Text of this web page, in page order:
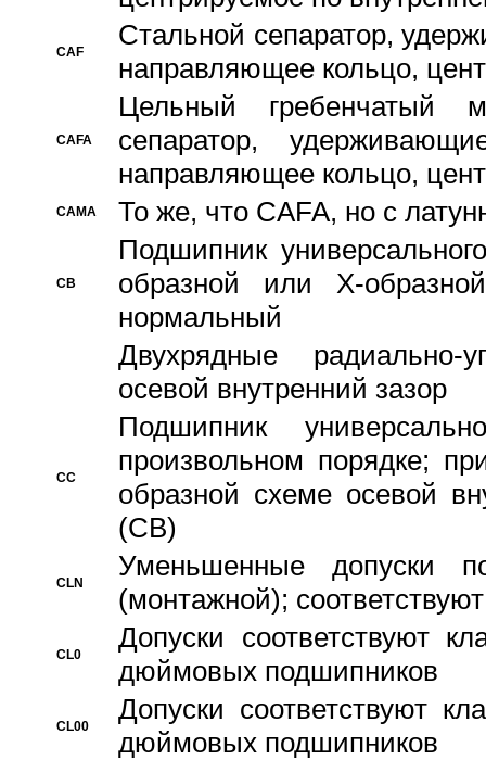
CAF
Стальной сепаратор,
направляющее кольцо,
CAFA
Цельный гребенчатый
сепаратор,
направляющее кольцо,
CAMA То же, что CAFA, но с
CB
Подшипник
образной или Х-
нормальный
Двухрядные радиально-
осевой внутренний зазор
CC
Подшипник
произвольном порядке;
образной схеме осевой
(CB)
CLN
Уменьшенные
(монтажной);
CL0
Допуски соответствуют
дюймовых подшипников
CL00
Допуски соответствуют
дюймовых подшипников